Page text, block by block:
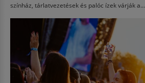
színház, tárlatvezetések és palóc ízek várják a...